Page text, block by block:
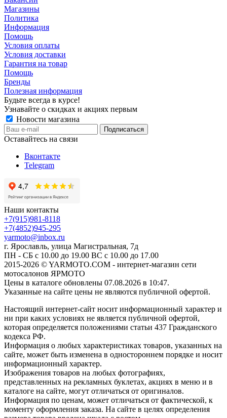
Магазины
Политика
Информация
Помощь
Условия оплаты
Условия доставки
Гарантия на товар
Помощь
Бренды
Полезная информация
Будьте всегда в курсе!
Узнавайте о скидках и акциях первым
Новости магазина
Оставайтесь на связи
Вконтакте
Telegram
Наши контакты
+7(915)981-8118
+7(4852)945-295
yarmoto@inbox.ru
г. Ярославль, улица Магистральная, 7д
ПН - СБ с 10.00 до 19.00 ВС с 10.00 до 17.00
2015-2026 © YARMOTO.COM - интернет-магазин сети
мотосалонов ЯРМОТО
Цены в каталоге обновлены 07.08.2026 в 10:47.
Указанные на сайте цены не являются публичной офертой.
Настоящий интернет-сайт носит информационный характер и
ни при каких условиях не является публичной офертой,
которая определяется положениями статьи 437 Гражданского
кодекса РФ.
Информация о любых характеристиках товаров, указанных на
сайте, может быть изменена в одностороннем порядке и носит
информационный характер.
Изображения товаров на любых фотографиях,
представленных на рекламных буклетах, акциях в меню и в
каталоге на сайте, могут отличаться от оригиналов.
Информация по ценам, может отличаться от фактической, к
моменту оформления заказа. На сайте в целях определения